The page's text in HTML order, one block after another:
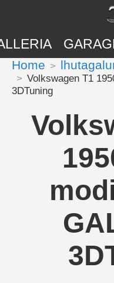
Home
Volkswagen T1
3DTuning